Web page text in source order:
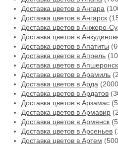
Доставка цветов в Ангара
Доставка цветов в Ангарск
Доставка цветов в Анжеро-
Доставка цветов в
Доставка цветов в Апатиты
Доставка цветов в Апрель
Доставка цветов в Апшеронск
Доставка цветов в Арамиль
Доставка цветов в Арда
Доставка цветов в Ардатов
Доставка цветов в Арзамас
Доставка цветов в Армавир
Доставка цветов в Армянск
Доставка цветов в Арсеньев
Доставка цветов в Артем